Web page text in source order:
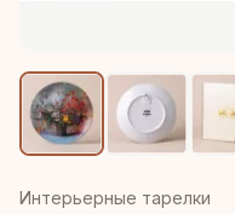
Интерьерные тарелки